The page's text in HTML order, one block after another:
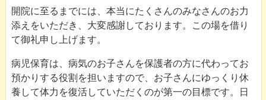
開院に至るまでには、本当にたくさんのみなさんのお力
添えをいただき、大変感謝しております。この場を借り
て御礼申し上げます。
病児保育は、病気のお子さんを保護者の方に代わってお
預かりする役割を担いますので、お子さんにゆっくり休
養して体力を復活していただくのが第一の目標です。日